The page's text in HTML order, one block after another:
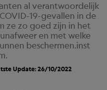
al verantwoordelijk
19-gevallen in de
ze zo goed zijn in het
en met welke
beschermen.inst
Update: 26/10/2022